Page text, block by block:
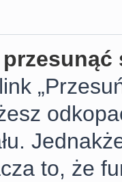
to, że